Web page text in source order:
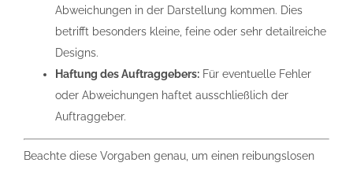
Abweichungen in der Darstellung kommen. Dies
betrifft besonders kleine, feine oder sehr detailreiche
Designs.
Haftung des Auftraggebers:Für eventuelle Fehler
oder Abweichungen haftet ausschließlich der
Auftraggeber.
Beachte diese Vorgaben genau, um einen reibungslosen